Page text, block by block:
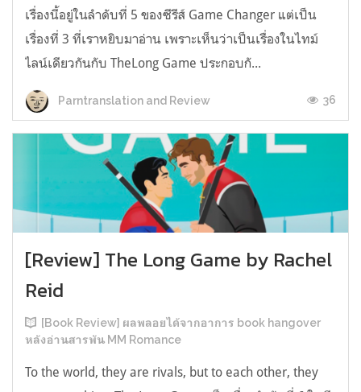
เรื่องนี้อยู่ในลำดับที่ 5 ของซีรีส์ Game Changer แต่เป็น
เรื่องที่ 3 ที่เราหยิบมาอ่าน เพราะเห็นว่าเป็นเรื่องในไทม์
ไลน์เดียวกันกับ TheLong Game ประกอบกั...
Parntranslation and Review 36
[Review] The Long Game by Rachel
Reid
[Book Review] ผลพลอยได้จากอาการ book hangover
หลังอ่านสารพัน MM Romance
To the world, they are rivals, but to each other, they